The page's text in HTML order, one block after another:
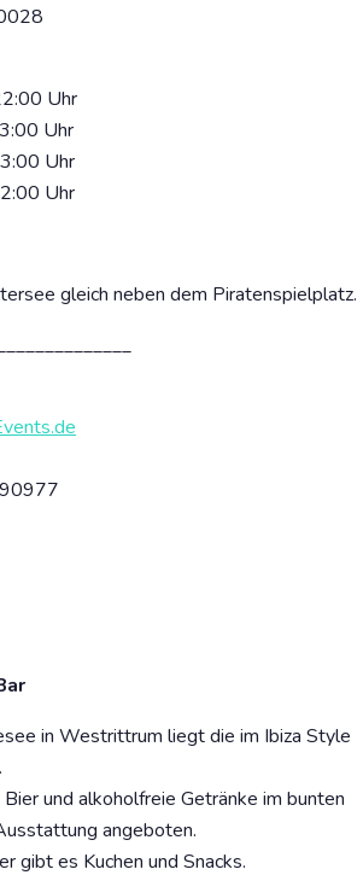
Uhr
Uhr
Uhr
Uhr
gleich neben dem Piratenspielplatz.
in Westrittrum liegt die im Ibiza Style
und alkoholfreie Getränke im bunten
angeboten.
gibt es Kuchen und Snacks.